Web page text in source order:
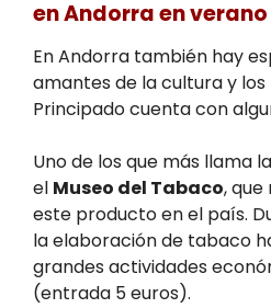
en Andorra en verano
En Andorra también hay
amantes de la cultura y los
Principado cuenta con
Uno de los que más llama
el Museo del Tabaco,
este producto en el país.
la elaboración de tabaco
grandes actividades
(entrada 5 euros).